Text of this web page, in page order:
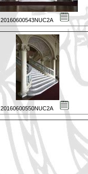
20160600543NUC2A
20160600550NUC2A